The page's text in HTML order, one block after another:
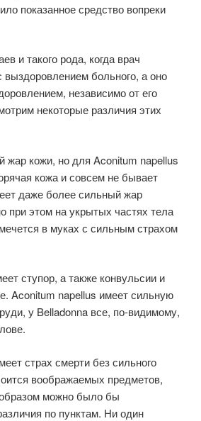
показанное средство вопреки
и такого рода, когда врач
выздоровлением больного, а оно
независимо от его
некоторые различия этих
кожи, но для Aconitum napellus
кожа и совсем не бывает
даже более сильный жар
при этом на укрытых частях тела
в муках с сильным страхом
ступор, а также конвульсии и
Aconitum napellus имеет сильную
у Belladonna все, по-видимому,
страх смерти без сильного
воображаемых предметов,
можно было бы
по пунктам. Ни один